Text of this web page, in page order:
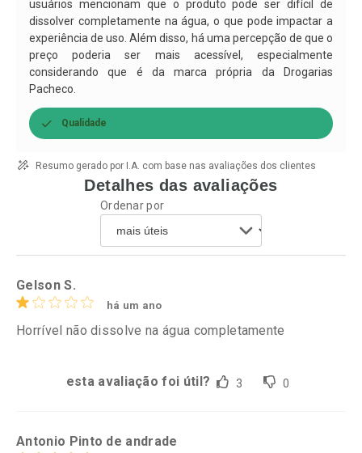
usuários mencionam que o produto pode ser difícil de
dissolver completamente na água, o que pode impactar a
experiência de uso. Além disso, há uma percepção de que o
preço poderia ser mais acessível, especialmente
considerando que é da marca própria da Drogarias
Pacheco.
Qualidade
Resumo gerado por I.A. com base nas avaliações dos clientes
Detalhes das avaliações
Ordenar por
Gelson S.
há um ano
Horrível não dissolve na água completamente
esta avaliação foi útil? 3 0
Antonio Pinto de andrade